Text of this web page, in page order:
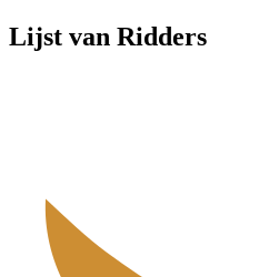
Lijst van Ridders